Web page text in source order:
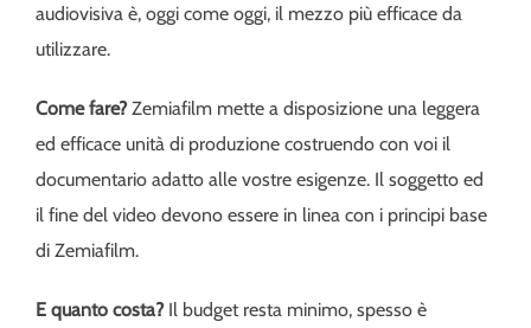
audiovisiva è, oggi come oggi, il mezzo più efficace da
utilizzare.
Come fare?Zemiafilm mette a disposizione una leggera
ed efficace unità di produzione costruendo con voi il
documentario adatto alle vostre esigenze. Il soggetto ed
il fine del video devono essere in linea con i principi base
di Zemiafilm.
E quanto costa?Il budget resta minimo, spesso è